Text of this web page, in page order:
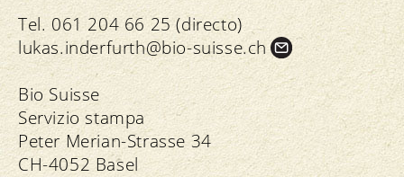
Tel. 061 204 66 25 (directo)
lukas.inderfurth@bio-suisse.ch
Bio Suisse
Servizio stampa
Peter Merian-Strasse 34
CH-4052 Basel